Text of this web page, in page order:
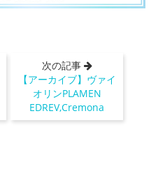
次の記事
【アーカイブ】ヴァイ
オリンPLAMEN
EDREV,Cremona